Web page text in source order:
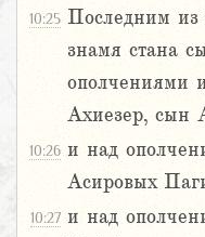
10:25 Последним из
знамя стана
ополчениями
Ахиезер, сын
10:26 и над
Асировых
10:27 и над